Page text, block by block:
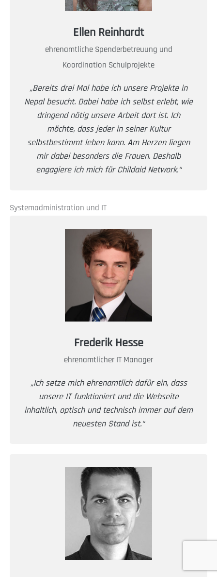
Ellen Reinhardt
ehrenamtliche Spenderbetreuung und
Koordination Schulprojekte
„Bereits drei Mal habe ich unsere Projekte in
Nepal besucht. Dabei habe ich selbst erlebt, wie
dringend nötig unsere Arbeit dort ist. Ich
möchte, dass jeder in seiner Kultur
selbstbestimmt leben kann. Am Herzen liegen
mir dabei besonders die Frauen. Deshalb
engagiere ich mich für Childaid Network.“
Systemadministration und IT
Frederik Hesse
ehrenamtlicher IT Manager
„Ich setze mich ehrenamtlich dafür ein, dass
unsere IT funktioniert und die Webseite
inhaltlich, optisch und technisch immer auf dem
neuesten Stand ist.“